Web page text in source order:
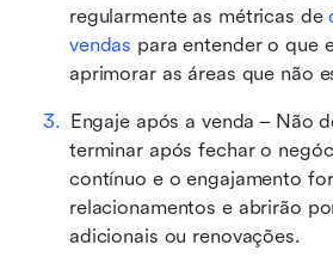
regularmente as métricas de
vendas para entender o que
aprimorar as áreas que não
Engaje após a venda – Não
terminar após fechar o
contínuo e o engajamento
relacionamentos e abrirão
adicionais ou renovações.